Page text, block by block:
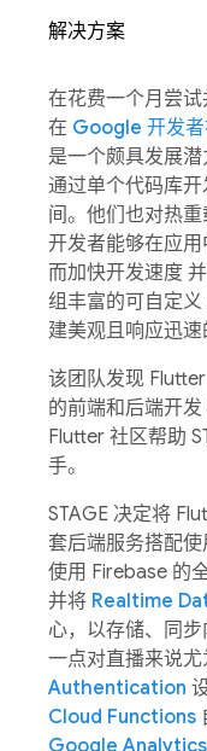
解决方案
在花费一个月尝
在 Google 开发
是一个颇具发展潜
通过单个代码库
间。他们也对热
开发者能够在应
而加快开发速度
组丰富的可自定
建美观且响应迅速
该团队发现
的前端和后端开发
Flutter 社区帮助
手。
STAGE 决定将
套后端服务搭配使
使用 Firebase 的
并将 Realtime
心，以存储、同
一点对直播来说
Authentication
Cloud Functions